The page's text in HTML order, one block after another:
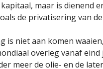
maar is dienend
de privatisering van
is niet aan komen
overleg vanaf eind
meer de olie- en de